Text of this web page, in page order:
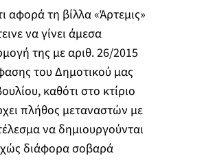
αφορά τη βίλλα «Άρτεμις»
να γίνει άμεσα
της με αριθ. 26/2015
του Δημοτικού μας
καθότι στο κτίριο
πλήθος μεταναστών με
να δημιουργούνται
διάφορα σοβαρά